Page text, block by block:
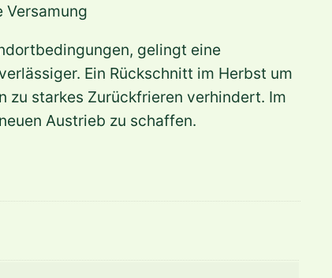
Versamung
gelingt eine
Ein Rückschnitt im Herbst um
starkes Zurückfrieren verhindert. Im
Austrieb zu schaffen.